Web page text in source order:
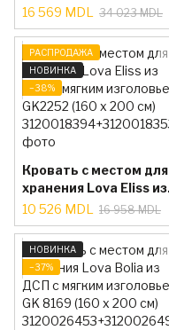
светодиодной
подсветкой снизу
16 569 MDL 34 023 MDL
РАСПРОДАЖА
НОВИНКА
−38%
Кровать с местом для
хранения Lova Eliss из
ДСП с мягким
изголовьем GK2252
(160 x 200 см)
10 526 MDL 16 958 MDL
НОВИНКА
−37%